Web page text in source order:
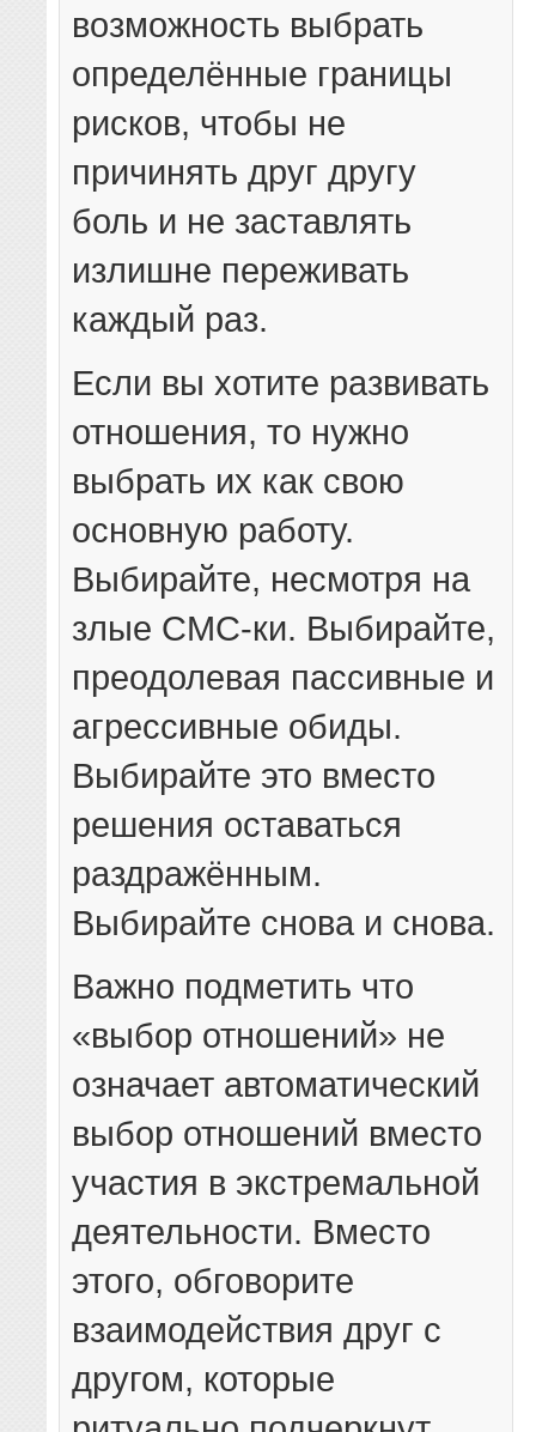
возможность выбрать
определённые границы
рисков, чтобы не
причинять друг другу
боль и не заставлять
излишне переживать
каждый раз.
Если вы хотите развивать
отношения, то нужно
выбрать их как свою
основную работу.
Выбирайте, несмотря на
злые СМС-ки. Выбирайте,
преодолевая пассивные и
агрессивные обиды.
Выбирайте это вместо
решения оставаться
раздражённым.
Выбирайте снова и снова.
Важно подметить что
«выбор отношений» не
означает автоматический
выбор отношений вместо
участия в экстремальной
деятельности. Вместо
этого, обговорите
взаимодействия друг с
другом, которые